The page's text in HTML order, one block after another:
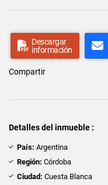
Descargar
información
Compartir
Detalles del inmueble :
País: Argentina
Región: Córdoba
Ciudad: Cuesta Blanca